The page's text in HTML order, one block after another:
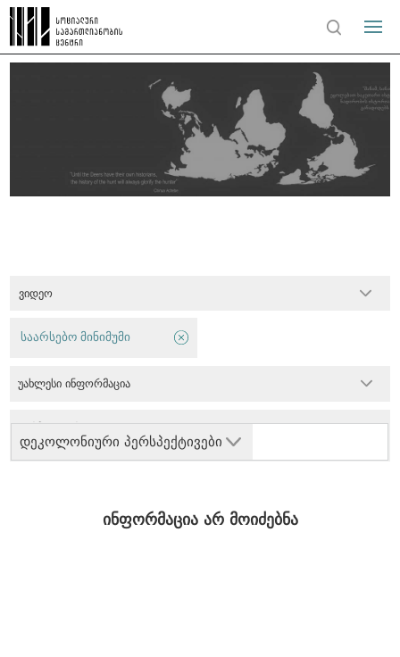
ვიდეო
დეკოლონიური პერსპექტივები
საარსებო მინიმუმი
უახლესი ინფორმაცია
ინფორმაცია არ მოიძებნა